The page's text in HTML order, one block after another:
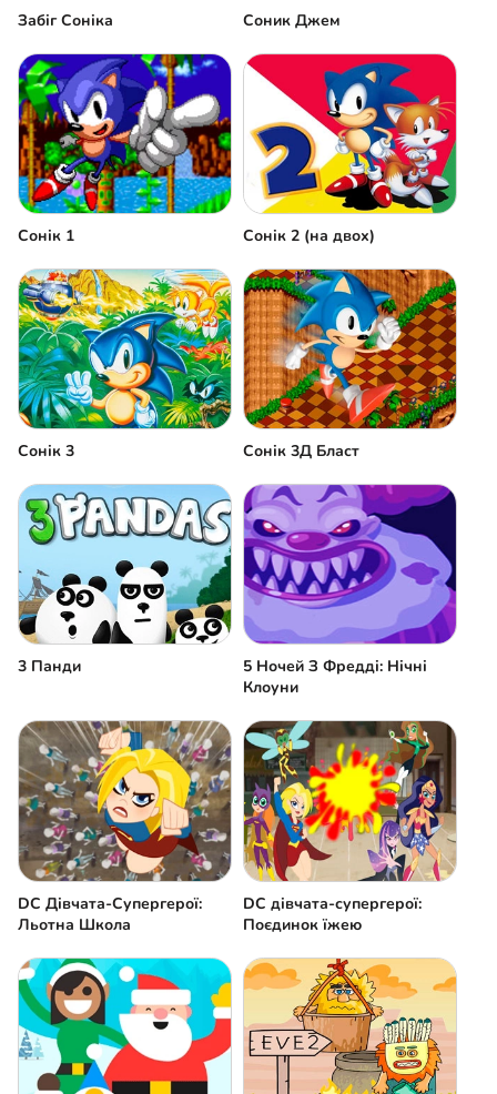
Забіг Соніка Соник Джем
Сонік 1 Сонік 2 (на двох)
Сонік 3 Сонік 3Д Бласт
3 Панди
5 Ночей З Фредді: Нічні
Клоуни
DC Дівчата-Супергерої:
Льотна Школа
DC дівчата-супергерої:
Поєдинок їжею